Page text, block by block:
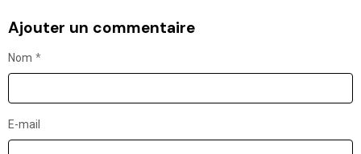
Ajouter un commentaire
Nom
E-mail